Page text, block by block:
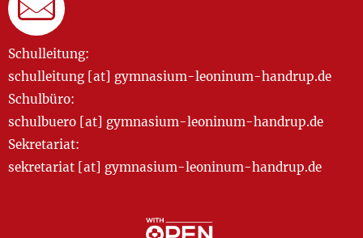
Schulleitung:
schulleitung [at] gymnasium-leoninum-handrup.de
Schulbüro:
schulbuero [at] gymnasium-leoninum-handrup.de
Sekretariat:
sekretariat [at] gymnasium-leoninum-handrup.de